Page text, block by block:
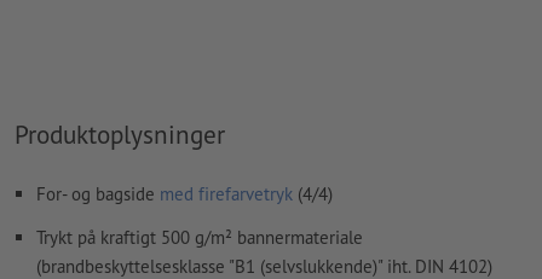
Produktoplysninger
For- og bagside med firefarvetryk (4/4)
Trykt på kraftigt 500 g/m² bannermateriale
(brandbeskyttelsesklasse "B1 (selvslukkende)" iht. DIN 4102)